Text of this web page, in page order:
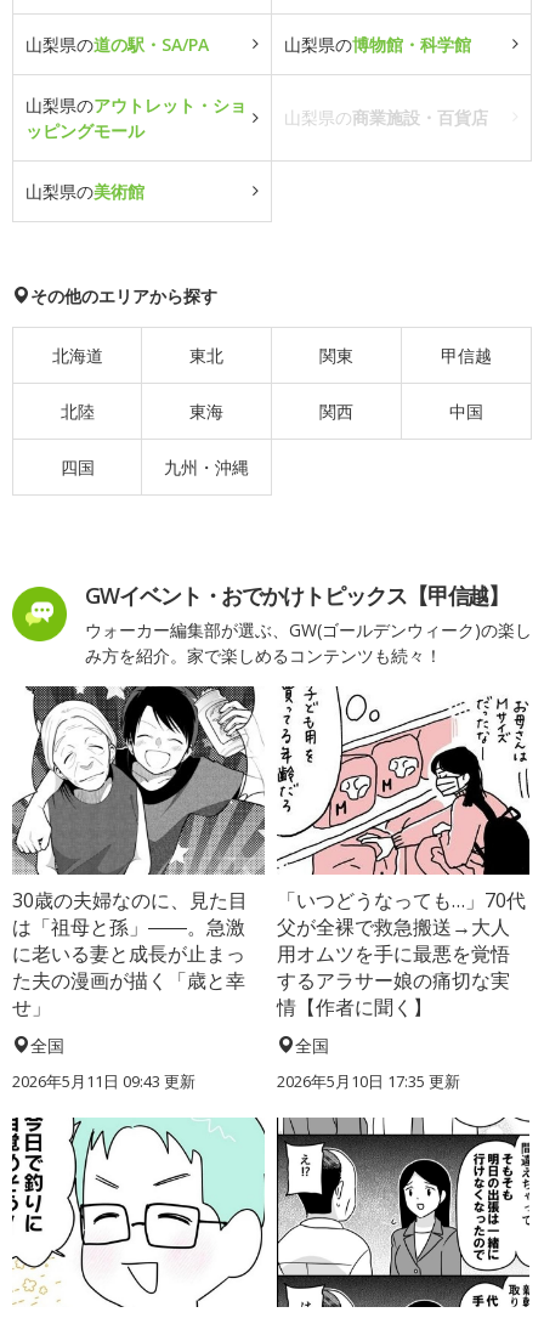
山梨県の道の駅・SA/PA 山梨県の博物館・科学館
山梨県のアウトレット・ショ
ッピングモール
山梨県の商業施設・百貨店
山梨県の美術館
その他のエリアから探す
北海道 東北 関東 甲信越
北陸 東海 関西 中国
四国 九州・沖縄
GWイベント・おでかけトピックス【甲信越】
ウォーカー編集部が選ぶ、GW(ゴールデンウィーク)の楽し
み方を紹介。家で楽しめるコンテンツも続々！
30歳の夫婦なのに、見た目
は「祖母と孫」――。急激
に老いる妻と成長が止まっ
た夫の漫画が描く「歳と幸
せ」
全国
2026年5月11日 09:43 更新
「いつどうなっても…」70代
父が全裸で救急搬送→大人
用オムツを手に最悪を覚悟
するアラサー娘の痛切な実
情【作者に聞く】
全国
2026年5月10日 17:35 更新